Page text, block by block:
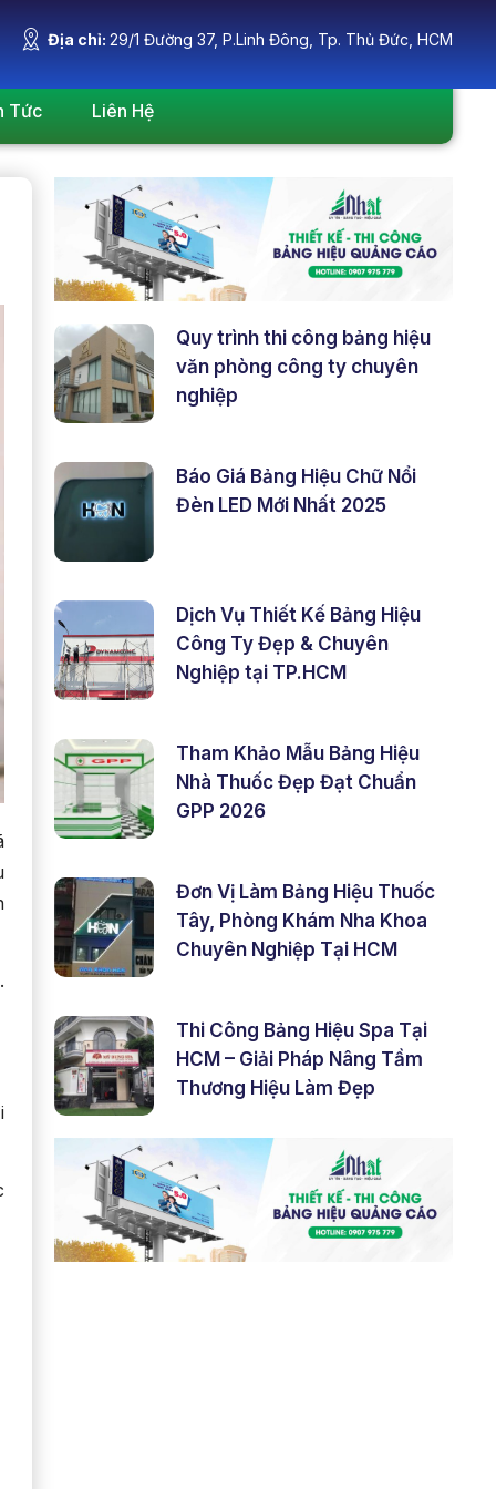
Địa chỉ: 29/1 Đường 37, P.Linh Đông, Tp. Thủ Đức, HCM
Tức Liên Hệ
Quy trình thi công bảng hiệu
văn phòng công ty chuyên
nghiệp
Báo Giá Bảng Hiệu Chữ Nổi
Đèn LED Mới Nhất 2025
Dịch Vụ Thiết Kế Bảng Hiệu
Công Ty Đẹp & Chuyên
Nghiệp tại TP.HCM
Tham Khảo Mẫu Bảng Hiệu
Nhà Thuốc Đẹp Đạt Chuẩn
GPP 2026
Đơn Vị Làm Bảng Hiệu Thuốc
Tây, Phòng Khám Nha Khoa
Chuyên Nghiệp Tại HCM
Thi Công Bảng Hiệu Spa Tại
HCM – Giải Pháp Nâng Tầm
Thương Hiệu Làm Đẹp